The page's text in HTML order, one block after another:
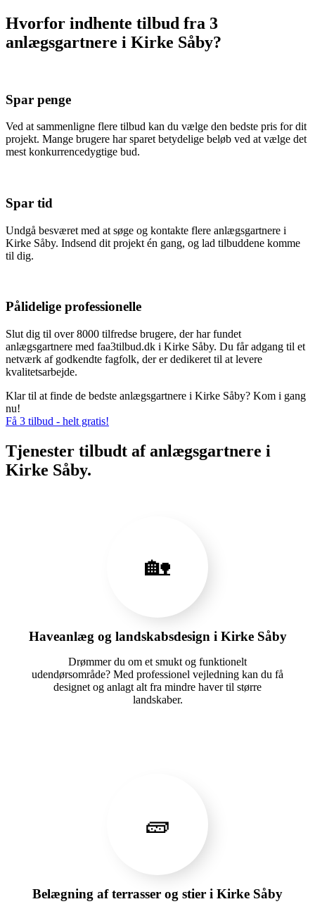
Hvorfor indhente tilbud fra 3
anlægsgartnere i Kirke Såby?
Spar penge
Ved at sammenligne flere tilbud kan du vælge den bedste pris for dit
projekt. Mange brugere har sparet betydelige beløb ved at vælge det
mest konkurrencedygtige bud.
Spar tid
Undgå besværet med at søge og kontakte flere anlægsgartnere i
Kirke Såby. Indsend dit projekt én gang, og lad tilbuddene komme
til dig.
Pålidelige professionelle
Slut dig til over 8000 tilfredse brugere, der har fundet
anlægsgartnere med faa3tilbud.dk i Kirke Såby. Du får adgang til et
netværk af godkendte fagfolk, der er dedikeret til at levere
kvalitetsarbejde.
Klar til at finde de bedste anlægsgartnere i Kirke Såby? Kom i gang
nu!
Få 3 tilbud - helt gratis!
Tjenester tilbudt af anlægsgartnere i
Kirke Såby.
🏡
Haveanlæg og landskabsdesign i Kirke Såby
Drømmer du om et smukt og funktionelt
udendørsområde? Med professionel vejledning kan du få
designet og anlagt alt fra mindre haver til større
landskaber.
🧱
Belægning af terrasser og stier i Kirke Såby